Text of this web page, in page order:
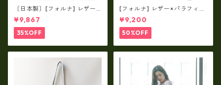
〔日本製〕[フォルナ] レザー×
パラフィン筒型2way シュリン
クレザー×79Aパラフィン fo
-259630
¥9,867
35%OFF
[フォルナ] レザー×パラフィン
筒型2way シュリンクレザー×
79Aパラフィン トートL fo-2
59632
¥9,200
50%OFF